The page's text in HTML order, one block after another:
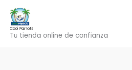
contenido
Cool Parrots
Tu tienda online de confianza